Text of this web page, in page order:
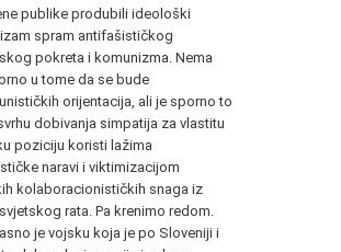
publike produbili ideološki
spram antifašističkog
pokreta i komunizma. Nema
u tome da se bude
orijentacija, ali je sporno to
dobivanja simpatija za vlastitu
poziciju koristi lažima
naravi i viktimizacijom
kolaboracionističkih snaga iz
rata. Pa krenimo redom.
je vojsku koja je po Sloveniji i